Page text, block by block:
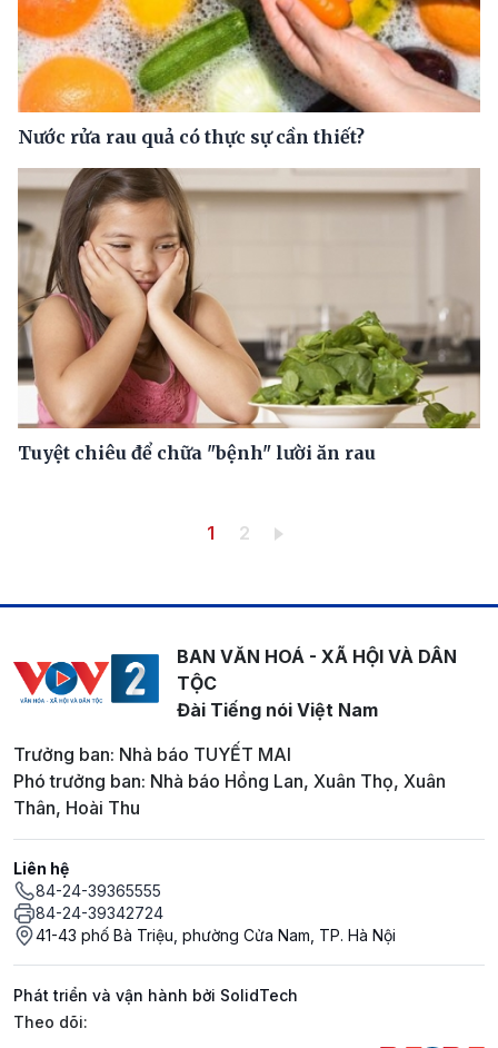
Nước rửa rau quả có thực sự cần thiết?
Tuyệt chiêu để chữa "bệnh" lười ăn rau
Trang hiện thời
1 Trang
2
BAN VĂN HOÁ - XÃ HỘI VÀ DÂN
TỘC
Đài Tiếng nói Việt Nam
Trưởng ban: Nhà báo TUYẾT MAI
Phó trưởng ban: Nhà báo Hồng Lan, Xuân Thọ, Xuân
Thân, Hoài Thu
Liên hệ
84-24-39365555
84-24-39342724
41-43 phố Bà Triệu, phường Cửa Nam, TP. Hà Nội
Phát triển và vận hành bởi SolidTech
Mạng xã hội
Theo dõi: